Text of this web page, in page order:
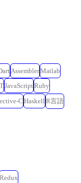
Redmine ・開発ツール:
しています。
AssemblerMatlab
JavaScriptRuby
C Haskell R言語
Redux